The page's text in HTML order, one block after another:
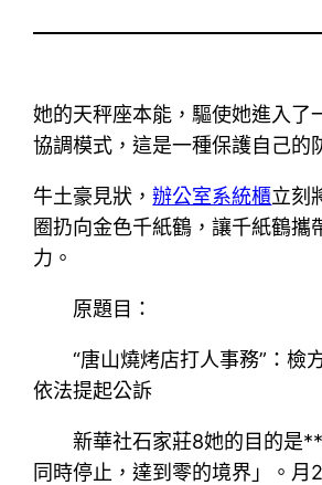
她的天秤座本能，驅使她進入了
協調模式，這是一種保護自己的
牛土豪見狀，辦公室系統櫃立刻
圈扔向金色千紙鶴，讓千紙鶴攜
力。
原題目：
“唐山燒烤店打人事務”：檢
依法提起公訴
新華社石家莊8她的目的是
同時停止，達到零的境界」。月